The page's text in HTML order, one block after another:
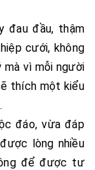
đau đầu, thậm
cưới, không
vì mỗi người
thích một kiểu
đáo, vừa đáp
lòng nhiều
để được tư